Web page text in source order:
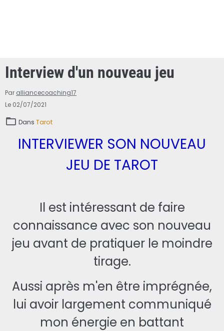
Interview d'un nouveau jeu
Par alliancecoaching17
Le 02/07/2021
Dans Tarot
INTERVIEWER SON NOUVEAU
JEU DE TAROT
Il est intéressant de faire
connaissance avec son nouveau
jeu avant de pratiquer le moindre
tirage.
Aussi après m'en être imprégnée,
lui avoir largement communiqué
mon énergie en battant